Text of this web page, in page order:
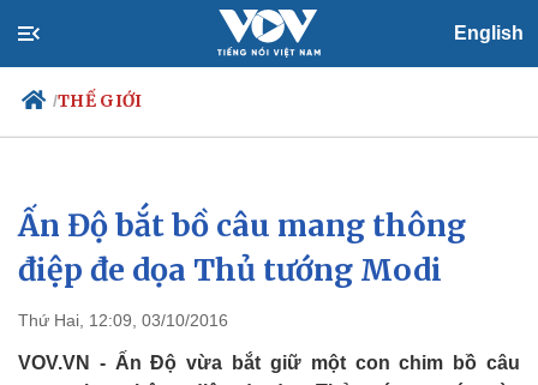
English
/THẾ GIỚI
Chính trị
Đảng
Tổ chức nhân sự
Nhận diện sự thật
Xã hội
Tin 24h
Dự báo thời tiết
Việc làm
Ấn Độ bắt bồ câu mang thông
điệp đe dọa Thủ tướng Modi
Thứ Hai, 12:09, 03/10/2016
VOV.VN - Ấn Độ vừa bắt giữ một con chim bồ câu